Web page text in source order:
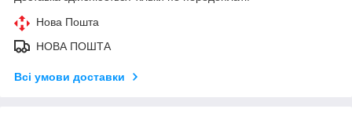
Нова Пошта
НОВА ПОШТА
Всі умови доставки